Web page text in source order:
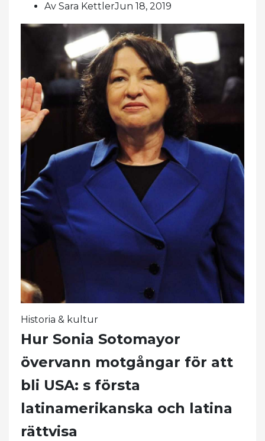
Av Sara KettlerJun 18, 2019
Historia & kultur
Hur Sonia Sotomayor
övervann motgångar för att
bli USA: s första
latinamerikanska och latina
rättvisa